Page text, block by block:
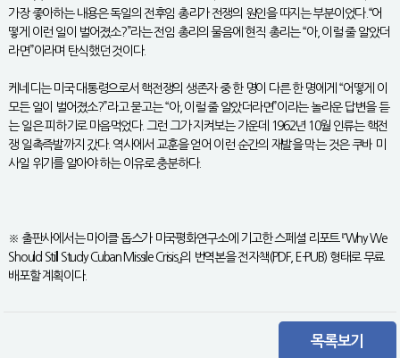
가장 좋아하는 내용은 독일의 전후임 총리가 전쟁의 원인을 따지는 부분이었다.“어
떻게 이런 일이 벌어졌소?”라는 전임 총리의 물음에 현직 총리는 “아, 이럴 줄 알았더
라면”이라며 탄식했던 것이다.
케네디는 미국 대통령으로서 핵전쟁의 생존자 중 한 명이 다른 한 명에게 “어떻게 이
모든 일이 벌어졌소?”라고 묻고는 “아, 이럴 줄 알았더라면”이라는 놀라운 답변을 듣
는 일은 피하기로 마음먹었다. 그런 그가 지켜보는 가운데 1962년 10월 인류는 핵전
쟁 일촉즉발까지 갔다. 역사에서 교훈을 얻어 이런 순간의 재발을 막는 것은 쿠바 미
사일 위기를 알아야 하는 이유로 충분하다.
※ 출판사에서는 마이클 돕스가 미국평화연구소에 기고한 스페셜 리포트 『Why We
Should Still Study Cuban Missile Crisis』의 번역본을 전자책(PDF, E-PUB) 형태로 무료
배포할 계획이다.
목록보기